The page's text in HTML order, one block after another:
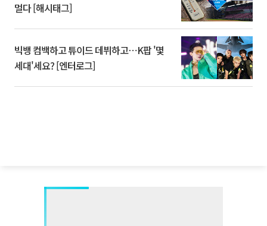
멀다 [해시태그]
빅뱅 컴백하고 튜이드 데뷔하고⋯K팝 '몇
세대'세요? [엔터로그]